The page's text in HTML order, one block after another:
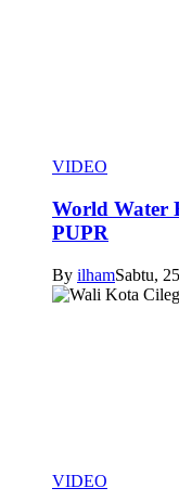
VIDEO
World Water
PUPR
By ilhamSabtu,
VIDEO